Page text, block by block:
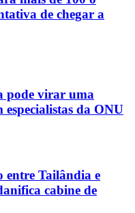
de chegar a
pode virar uma
especialistas da ONU
entre Tailândia e
cabine de